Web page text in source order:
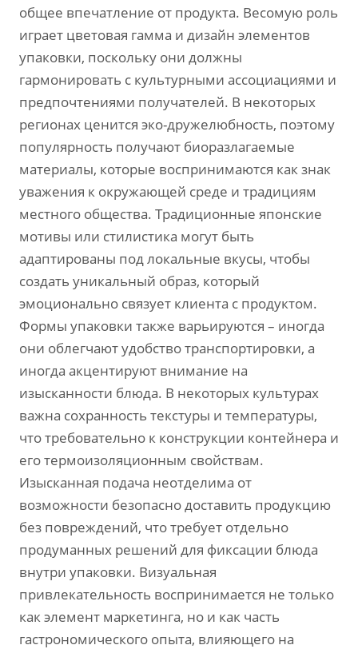
общее впечатление от продукта. Весомую роль
играет цветовая гамма и дизайн элементов
упаковки, поскольку они должны
гармонировать с культурными ассоциациями и
предпочтениями получателей. В некоторых
регионах ценится эко-дружелюбность, поэтому
популярность получают биоразлагаемые
материалы, которые воспринимаются как знак
уважения к окружающей среде и традициям
местного общества. Традиционные японские
мотивы или стилистика могут быть
адаптированы под локальные вкусы, чтобы
создать уникальный образ, который
эмоционально связует клиента с продуктом.
Формы упаковки также варьируются – иногда
они облегчают удобство транспортировки, а
иногда акцентируют внимание на
изысканности блюда. В некоторых культурах
важна сохранность текстуры и температуры,
что требовательно к конструкции контейнера и
его термоизоляционным свойствам.
Изысканная подача неотделима от
возможности безопасно доставить продукцию
без повреждений, что требует отдельно
продуманных решений для фиксации блюда
внутри упаковки. Визуальная
привлекательность воспринимается не только
как элемент маркетинга, но и как часть
гастрономического опыта, влияющего на